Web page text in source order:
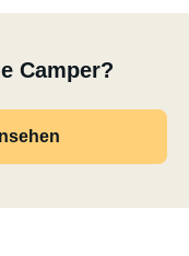
Camper?